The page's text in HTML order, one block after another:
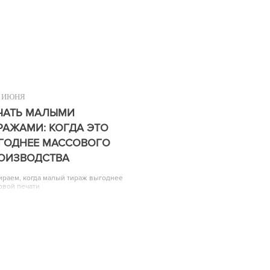
ИЮНЯ
МАЛЫМИ
КОГДА ЭТО
МАССОВОГО
когда малый тираж выгоднее
печати